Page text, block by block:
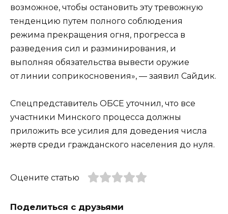
возможное, чтобы остановить эту тревожную
тенденцию путем полного соблюдения
режима прекращения огня, прогресса в
разведения сил и разминирования, и
выполняя обязательства вывести оружие
от линии соприкосновения», — заявил Сайдик.
Спецпредставитель ОБСЕ уточнил, что все
участники Минского процесса должны
приложить все усилия для доведения числа
жертв среди гражданского населения до нуля.
Оцените статью
Поделиться с друзьями